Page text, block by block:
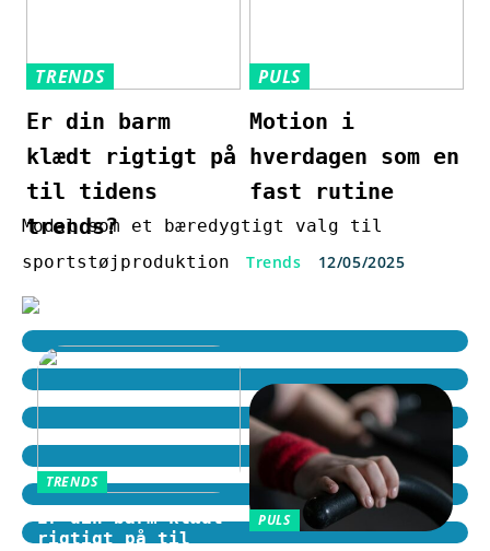
TRENDS
Er din barm
klædt rigtigt på
til tidens
trends?
PULS
Motion i
hverdagen som en
fast rutine
Modal som et bæredygtigt valg til
sportstøjproduktion
Trends 12/05/2025
TRENDS
Er din barm klædt
rigtigt på til
PULS